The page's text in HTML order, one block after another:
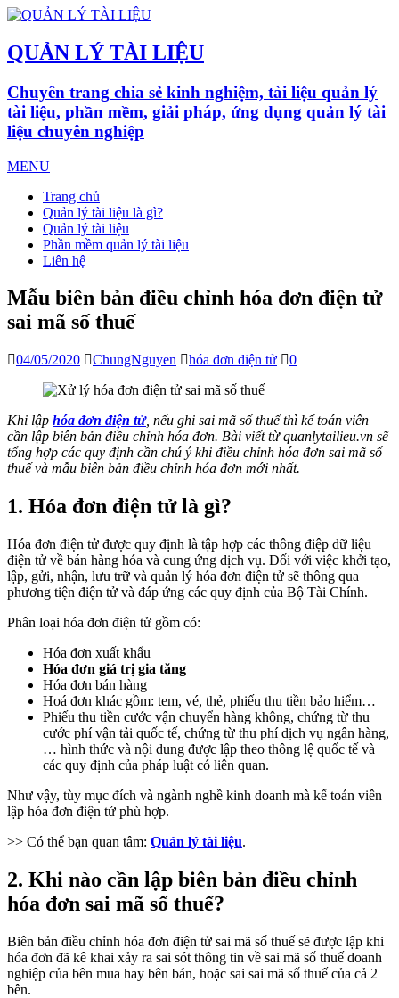
QUẢN LÝ TÀI LIỆU
Chuyên trang chia sẻ kinh nghiệm, tài liệu quản lý
tài liệu, phần mềm, giải pháp, ứng dụng quản lý tài
liệu chuyên nghiệp
MENU
Trang chủ
Quản lý tài liệu là gì?
Quản lý tài liệu
Phần mềm quản lý tài liệu
Liên hệ
Mẫu biên bản điều chỉnh hóa đơn điện tử
sai mã số thuế
04/05/2020 ChungNguyen hóa đơn điện tử 0
Khi lập hóa đơn điện tử, nếu ghi sai mã số thuế thì kế toán viên
cần lập biên bản điều chỉnh hóa đơn. Bài viết từ quanlytailieu.vn sẽ
tổng hợp các quy định cần chú ý khi điều chỉnh hóa đơn sai mã số
thuế và mẫu biên bản điều chỉnh hóa đơn mới nhất.
1. Hóa đơn điện tử là gì?
Hóa đơn điện tử được quy định là tập hợp các thông điệp dữ liệu
điện tử về bán hàng hóa và cung ứng dịch vụ. Đối với việc khởi tạo,
lập, gửi, nhận, lưu trữ và quản lý hóa đơn điện tử sẽ thông qua
phương tiện điện tử và đáp ứng các quy định của Bộ Tài Chính.
Phân loại hóa đơn điện tử gồm có:
Hóa đơn xuất khẩu
Hóa đơn giá trị gia tăng
Hóa đơn bán hàng
Hoá đơn khác gồm: tem, vé, thẻ, phiếu thu tiền bảo hiểm…
Phiếu thu tiền cước vận chuyển hàng không, chứng từ thu
cước phí vận tải quốc tế, chứng từ thu phí dịch vụ ngân hàng,
… hình thức và nội dung được lập theo thông lệ quốc tế và
các quy định của pháp luật có liên quan.
Như vậy, tùy mục đích và ngành nghề kinh doanh mà kế toán viên
lập hóa đơn điện tử phù hợp.
>> Có thể bạn quan tâm: Quản lý tài liệu.
2. Khi nào cần lập biên bản điều chỉnh
hóa đơn sai mã số thuế?
Biên bản điều chỉnh hóa đơn điện tử sai mã số thuế sẽ được lập khi
hóa đơn đã kê khai xảy ra sai sót thông tin về sai mã số thuế doanh
nghiệp của bên mua hay bên bán, hoặc sai sai mã số thuế của cả 2
bên.